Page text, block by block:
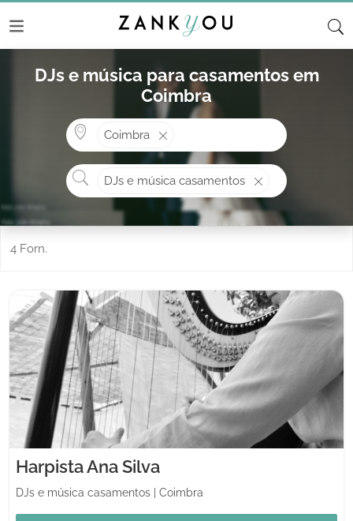
DJs e música para casamentos em
Coimbra
Coimbra
O que procura?
DJs e música casamentos
4 Forn.
Harpista Ana Silva
DJs e música casamentos Coimbra